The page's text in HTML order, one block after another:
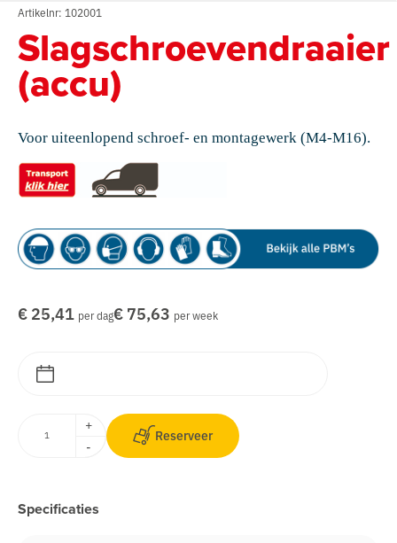
Artikelnr: 102001
Slagschroevendraaier
(accu)
Voor uiteenlopend schroef- en montagewerk (M4-M16).
€ 25,41 per dag€ 75,63 per week
+
-
Reserveer
Specificaties